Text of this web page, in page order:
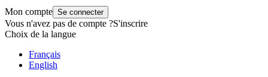
Mon compte Se connecter
Vous n'avez pas de compte ?S'inscrire
Choix de la langue
Français
English